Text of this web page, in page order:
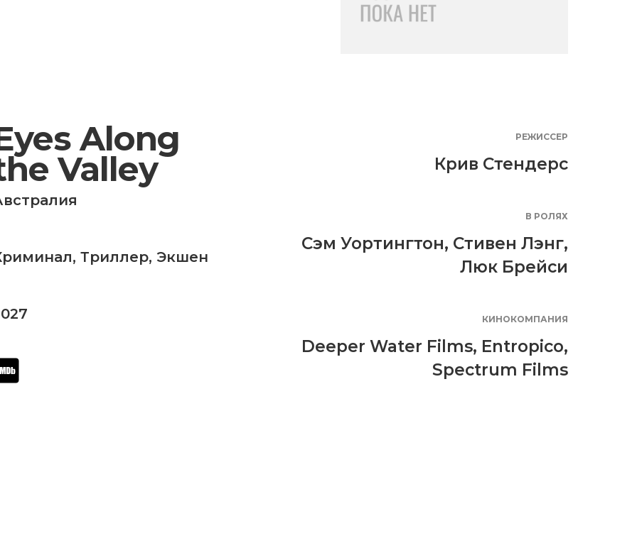
Along
Valley
, Триллер, Экшен
РЕЖИССЕР
Крив Стендерс
В РОЛЯХ
Сэм Уортингтон, Стивен Лэнг,
Люк Брейси
КИНОКОМПАНИЯ
Deeper Water Films, Entropico,
Spectrum Films